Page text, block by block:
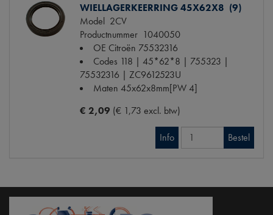
WIELLAGERKEERRING 45X62X8 (9)
Model 2CV
Productnummer 1040050
OE Citroën 75532316
Codes 118 | 45*62*8 | 755323 |
75532316 | ZC9612523U
Maten 45x62x8mm[PW 4]
€ 2,09 (€ 1,73 excl. btw)
Info Bestel